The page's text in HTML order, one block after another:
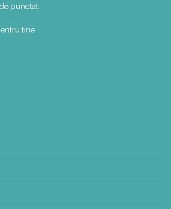
punctat
tine